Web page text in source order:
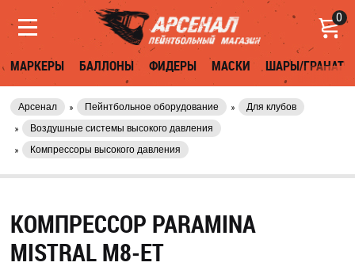
0
МАРКЕРЫ БАЛЛОНЫ ФИДЕРЫ МАСКИ ШАРЫ/ГРАНАТЫ
Арсенал Пейнтбольное оборудование
Для клубов
Воздушные системы высокого давления
Компрессоры высокого давления
КОМПРЕССОР PARAMINA
MISTRAL M8-ET